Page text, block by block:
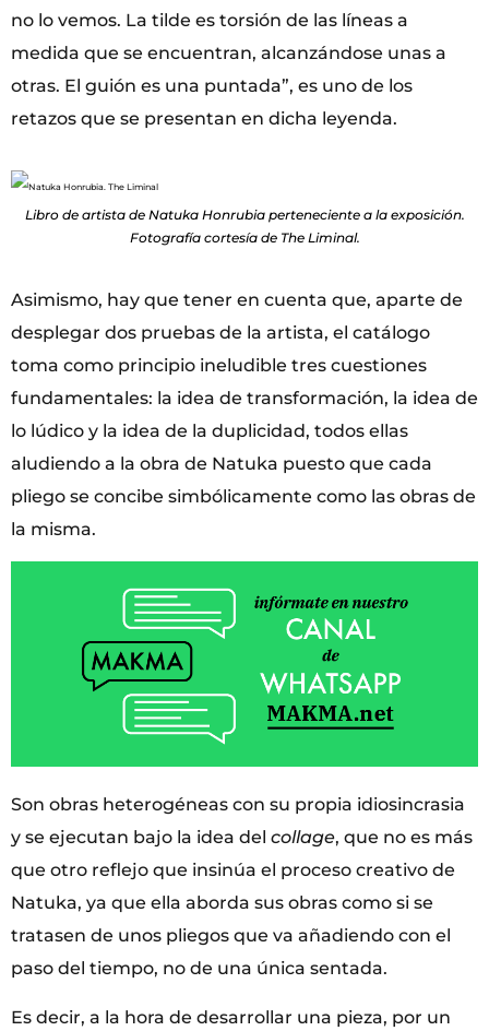
no lo vemos. La tilde es torsión de las líneas a
medida que se encuentran, alcanzándose unas a
otras. El guión es una puntada”, es uno de los
retazos que se presentan en dicha leyenda.
Libro de artista de Natuka Honrubia perteneciente a la exposición.
Fotografía cortesía de The Liminal.
Asimismo, hay que tener en cuenta que, aparte de
desplegar dos pruebas de la artista, el catálogo
toma como principio ineludible tres cuestiones
fundamentales: la idea de transformación, la idea de
lo lúdico y la idea de la duplicidad, todos ellas
aludiendo a la obra de Natuka puesto que cada
pliego se concibe simbólicamente como las obras de
la misma.
Son obras heterogéneas con su propia idiosincrasia
y se ejecutan bajo la idea del collage, que no es más
que otro reflejo que insinúa el proceso creativo de
Natuka, ya que ella aborda sus obras como si se
tratasen de unos pliegos que va añadiendo con el
paso del tiempo, no de una única sentada.
Es decir, a la hora de desarrollar una pieza, por un